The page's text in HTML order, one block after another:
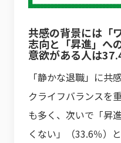
共感の背景には「
志向と「昇進」へ
意欲がある人は
「静かな退職」に共
クライフバランスを
も多く、次いで「昇
くない」（33.6％）